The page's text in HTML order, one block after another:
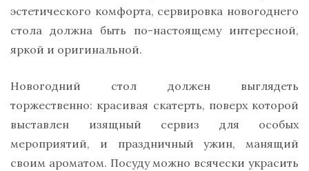
эстетического комфорта, сервировка новогоднего
стола должна быть по-настоящему интересной,
яркой и оригинальной.
Новогодний стол должен выглядеть
торжественно: красивая скатерть, поверх которой
выставлен изящный сервиз для особых
мероприятий, и праздничный ужин, манящий
своим ароматом. Посуду можно всячески украсить